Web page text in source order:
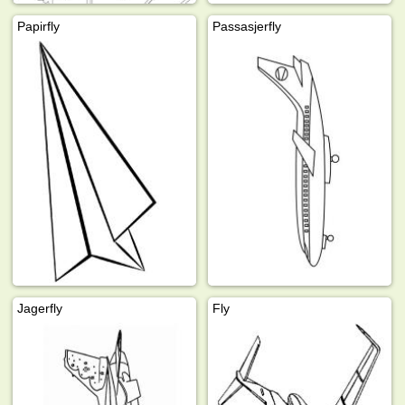
Papirfly Passasjerfly
Jagerfly Fly